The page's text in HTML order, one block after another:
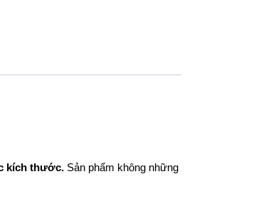
kích thước. Sản phẩm không những